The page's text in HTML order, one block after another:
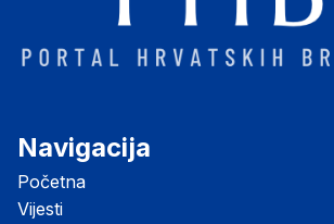
Navigacija
Početna
Vijesti